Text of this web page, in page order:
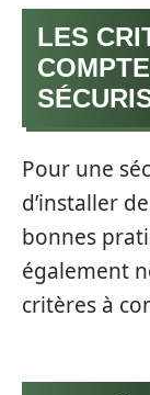
LES
Pour une
d’installer
bonnes
également
critères à